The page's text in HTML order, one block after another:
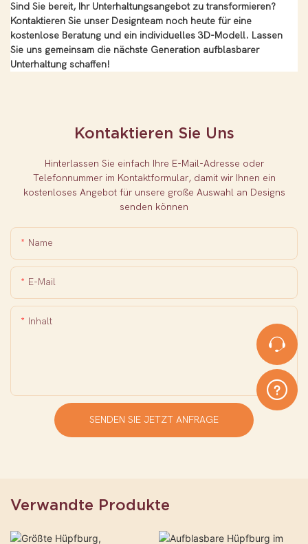
Sind Sie bereit, Ihr Unterhaltungsangebot zu transformieren?
Kontaktieren Sie unser Designteam noch heute für eine
kostenlose Beratung und ein individuelles 3D-Modell. Lassen
Sie uns gemeinsam die nächste Generation aufblasbarer
Unterhaltung schaffen!
Kontaktieren Sie Uns
Hinterlassen Sie einfach Ihre E-Mail-Adresse oder
Telefonnummer im Kontaktformular, damit wir Ihnen ein
kostenloses Angebot für unsere große Auswahl an Designs
senden können
Name
E-Mail
Inhalt
SENDEN SIE JETZT ANFRAGE
Verwandte Produkte